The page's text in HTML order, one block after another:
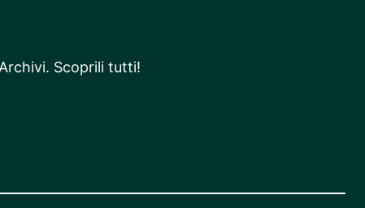
Scoprili tutti!